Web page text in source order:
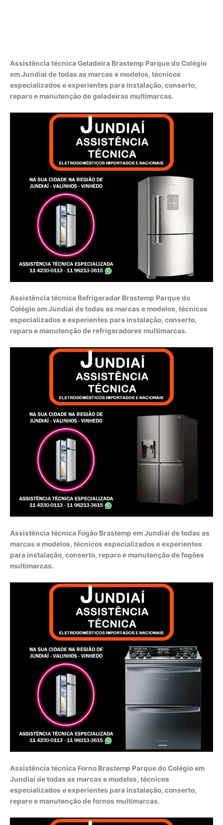
Assistência técnica Geladeira Brastemp Parque do Colégio
em Jundiaí de todas as marcas e modelos, técnicos
especializados e experientes para instalação, conserto,
reparo e manutenção de geladeiras multimarcas.
Assistência técnica Refrigerador Brastemp Parque do
Colégio em Jundiaí de todas as marcas e modelos, técnicos
especializados e experientes para instalação, conserto,
reparo e manutenção de refrigeradores multimarcas.
Assistência técnica Fogão Brastemp em Jundiaí de todas as
marcas e modelos, técnicos especializados e experientes
para instalação, conserto, reparo e manutenção de fogões
multimarcas.
Assistência técnica Forno Brastemp Parque do Colégio em
Jundiaí de todas as marcas e modelos, técnicos
especializados e experientes para instalação, conserto,
reparo e manutenção de fornos multimarcas.